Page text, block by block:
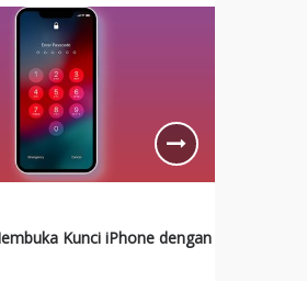
Kunci iPhone dengan